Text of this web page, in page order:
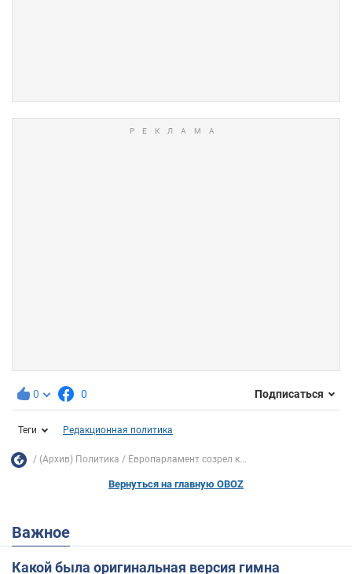
0 0 Подписаться
Теги Редакционная политика
(Архив) Политика Европарламент созрел к...
Вернуться на главную OBOZ
Важное
Какой была оригинальная версия гимна